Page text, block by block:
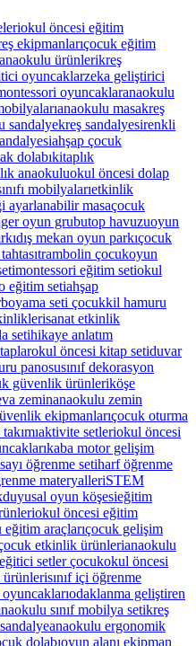
okul öncesi eğitim
ekipmanlarıçocuk eğitim
anaokulu ürünlerikreş
oyuncaklarzeka geliştirici
oyuncaklaranaokulu
anaokulu masakreş
sandalyekreş sandalyesirenkli
ahşap çocuk
dolabıkitaplık
anaokuluokul öncesi dolap
mobilyalarıetkinlik
ayarlanabilir masaçocuk
oyun grubutop havuzuoyun
dış mekan oyun parkıçocuk
trambolin çocukoyun
montessori eğitim setiokul
eğitim setiahşap
boyama seti çocukkil hamuru
sanat etkinlik
setihikaye anlatım
okul öncesi kitap setiduvar
panosusınıf dekorasyon
güvenlik ürünleriköşe
zeminanaokulu zemin
ekipmanlarıçocuk oturma
aktivite setleriokul öncesi
kaba motor gelişim
sayı öğrenme setiharf öğrenme
materyalleriSTEM
duyusal oyun köşesieğitim
okul öncesi eğitim
araçlarıçocuk gelişim
etkinlik ürünlerianaokulu
eğitici setler çocukokul öncesi
ürünlerisınıf içi öğrenme
odaklanma geliştiren
sınıf mobilya setikreş
anaokulu ergonomik
dolabıoyun alanı ekipman